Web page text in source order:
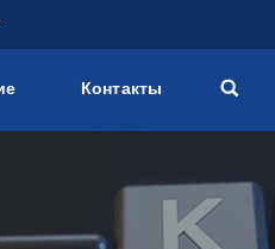
Контакты